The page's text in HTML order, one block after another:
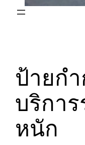
ป้ายก
บริกา
หนัก